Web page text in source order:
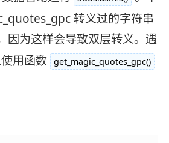
转义过的字符串
因为这样会导致双层转义。遇
用函数 get_magic_quotes_gpc()